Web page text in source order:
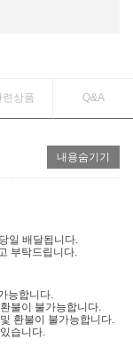
련상품 Q&A
내용숨기기
일 배달됩니다.
부탁드립니다.
능합니다.
불이 불가능합니다.
환불이 불가능합니다.
습니다.